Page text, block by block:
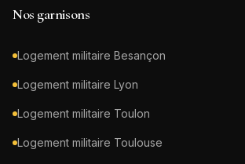
Nos garnisons
Logement militaire Besançon
Logement militaire Lyon
Logement militaire Toulon
Logement militaire Toulouse